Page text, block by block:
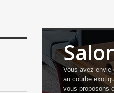
Vous avez envie
au courbe
vous proposons